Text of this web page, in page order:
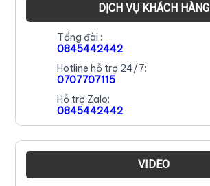
DỊCH VỤ KHÁCH HÀNG
Tổng đài :
0845442442
Hotline hỗ trợ 24/7:
0707707115
Hỗ trợ Zalo:
0845442442
VIDEO